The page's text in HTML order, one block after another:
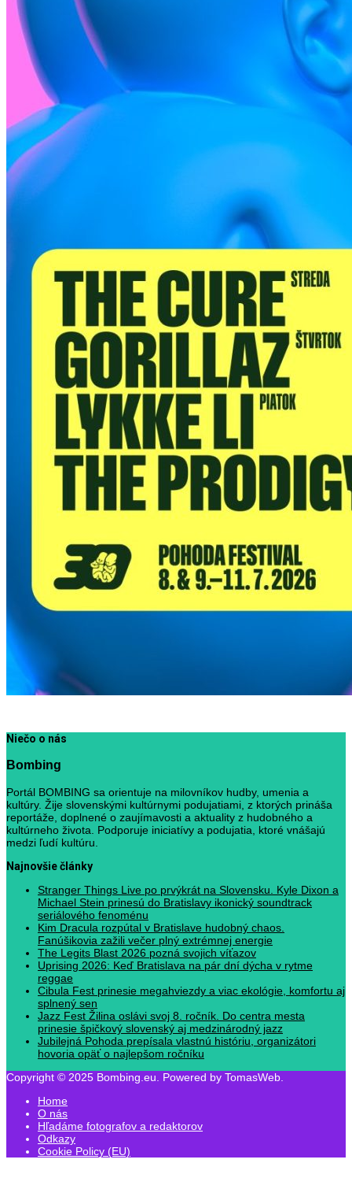
Niečo o nás
Bombing
Portál BOMBING sa orientuje na milovníkov hudby, umenia a
kultúry. Žije slovenskými kultúrnymi podujatiami, z ktorých prináša
reportáže, doplnené o zaujímavosti a aktuality z hudobného a
kultúrneho života. Podporuje iniciatívy a podujatia, ktoré vnášajú
medzi ľudí kultúru.
Najnovšie články
Stranger Things Live po prvýkrát na Slovensku. Kyle Dixon a
Michael Stein prinesú do Bratislavy ikonický soundtrack
seriálového fenoménu
Kim Dracula rozpútal v Bratislave hudobný chaos.
Fanúšikovia zažili večer plný extrémnej energie
The Legits Blast 2026 pozná svojich víťazov
Uprising 2026: Keď Bratislava na pár dní dýcha v rytme
reggae
Cibula Fest prinesie megahviezdy a viac ekológie, komfortu aj
splnený sen
Jazz Fest Žilina oslávi svoj 8. ročník. Do centra mesta
prinesie špičkový slovenský aj medzinárodný jazz
Jubilejná Pohoda prepísala vlastnú históriu, organizátori
hovoria opäť o najlepšom ročníku
Copyright © 2025 Bombing.eu. Powered by TomasWeb.
Home
O nás
Hľadáme fotografov a redaktorov
Odkazy
Cookie Policy (EU)